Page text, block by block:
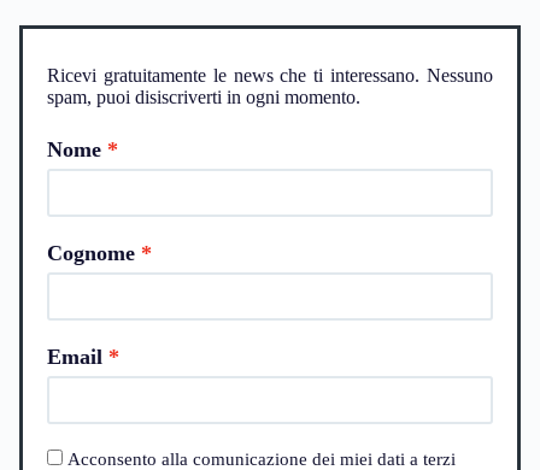
Ricevi gratuitamente le news che ti interessano. Nessuno
spam, puoi disiscriverti in ogni momento.
Nome
Cognome
Email
Acconsento alla comunicazione dei miei dati a terzi